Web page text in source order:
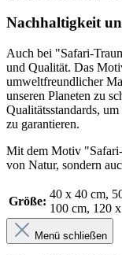
Nachhaltigkeit
Auch bei "Safari-
und Qualität. Das
umweltfreundlicher
unseren Planeten zu
Qualitätsstandards,
zu garantieren.
Mit dem Motiv
von Natur, sondern
Größe:
40 x 40 cm,
100 cm, 120
Menü schließen